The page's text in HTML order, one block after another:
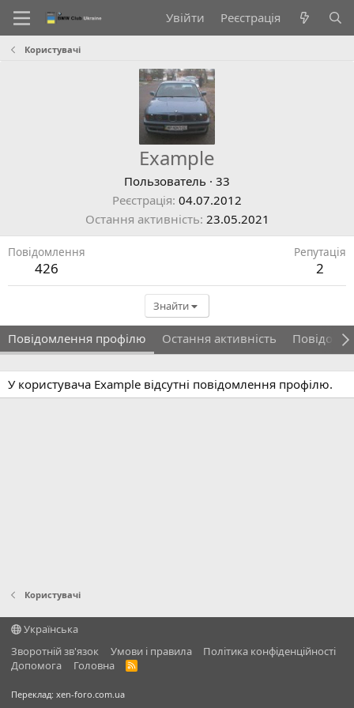
Увійти Реєстрація
Користувачі
Example
Пользователь · 33
Реєстрація 04.07.2012
Остання активність 23.05.2021
Повідомлення
426
Репутація
2
Знайти
Повідомлення профілю Остання активність
У користувача Example відсутні повідомлення профілю.
Користувачі
Українська
Зворотній зв'язок
Умови і правила
Політика конфіденційності
Дoпoмoга
Головна
R
Переклад: xen-foro.com.ua